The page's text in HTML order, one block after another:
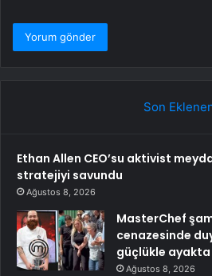
Son
Ethan Allen CEO’su aktivist
stratejiyi savundu
Ağustos 8, 2026
MasterChef
cenazesinde
güçlükle
Ağustos 8, 2026